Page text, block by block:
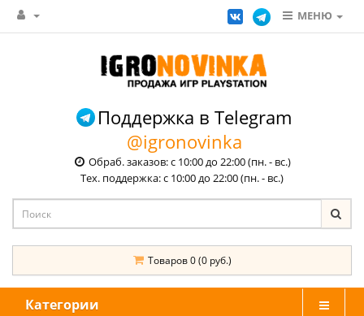
МЕНЮ
Поддержка в Telegram
@igronovinka
Обраб. заказов: с 10:00 до 22:00 (пн. - вс.)
Тех. поддержка: с 10:00 до 22:00 (пн. - вс.)
Товаров 0 (0 руб.)
Категории